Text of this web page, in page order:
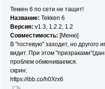
Теккен 6 по сети не тащит!
Название: Tekken 6
Версия: v1.3, 1.2.2, 1.2
Совместимость: [Меню]
В "гостевую" заходит, но другого
видит. При этом
проблем обмениваемся.
скрин:
https://ibb.co/h0Xrx6